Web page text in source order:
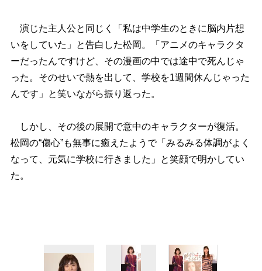
演じた主人公と同じく「私は中学生のときに脳内片想
いをしていた」と告白した松岡。「アニメのキャラクタ
ーだったんですけど、その漫画の中では途中で死んじゃ
った。そのせいで熱を出して、学校を1週間休んじゃった
んです」と笑いながら振り返った。
しかし、その後の展開で意中のキャラクターが復活。
松岡の“傷心”も無事に癒えたようで「みるみる体調がよく
なって、元気に学校に行きました」と笑顔で明かしてい
た。